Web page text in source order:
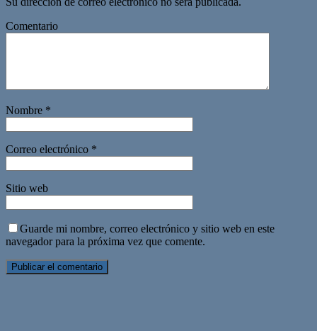
Comentario
Nombre *
Correo electrónico *
Sitio web
Guarde mi nombre, correo electrónico y sitio web en este
navegador para la próxima vez que comente.